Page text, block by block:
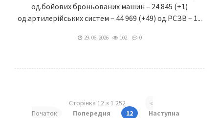
од.бойових броньованих машин – 24 845 (+1)
од.артилерійських систем – 44 969 (+49) од.РСЗВ – 1...
29. 06. 2026 102 0
Сторінка 12 з 1 252
«
Початок
Попередня 12 Наступна